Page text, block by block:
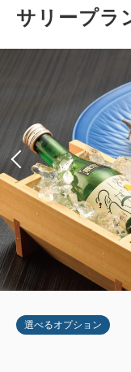
サリープラ
選べるオプション